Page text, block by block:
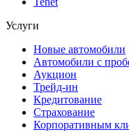
Услуги
Новые автомобили
Автомобили с
Аукцион
Трейд-ин
Кредитование
Страхование
Корпоративным